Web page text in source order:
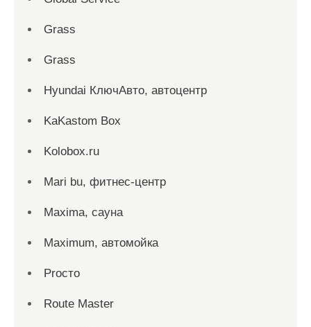
Grass
Grass
Hyundai КлючАвто, автоцентр
KaKastom Box
Kolobox.ru
Mari bu, фитнес-центр
Maxima, сауна
Maximum, автомойка
Proсто
Route Master